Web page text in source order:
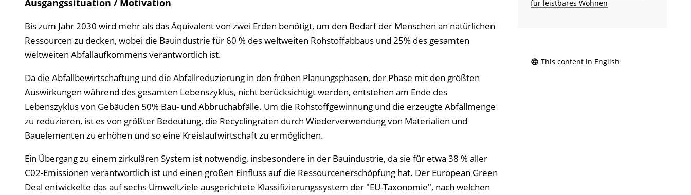
Ausgangssituation / Motivation
Bis zum Jahr 2030 wird mehr als das Äquivalent von zwei Erden benötigt, um den Bedarf der Menschen an natürlichen
Ressourcen zu decken, wobei die Bauindustrie für 60 % des weltweiten Rohstoffabbaus und 25% des gesamten
weltweiten Abfallaufkommens verantwortlich ist.
Da die Abfallbewirtschaftung und die Abfallreduzierung in den frühen Planungsphasen, der Phase mit den größten
Auswirkungen während des gesamten Lebenszyklus, nicht berücksichtigt werden, entstehen am Ende des
Lebenszyklus von Gebäuden 50% Bau- und Abbruchabfälle. Um die Rohstoffgewinnung und die erzeugte Abfallmenge
zu reduzieren, ist es von größter Bedeutung, die Recyclingraten durch Wiederverwendung von Materialien und
Bauelementen zu erhöhen und so eine Kreislaufwirtschaft zu ermöglichen.
Ein Übergang zu einem zirkulären System ist notwendig, insbesondere in der Bauindustrie, da sie für etwa 38 % aller
C02-Emissionen verantwortlich ist und einen großen Einfluss auf die Ressourcenerschöpfung hat. Der European Green
Deal entwickelte das auf sechs Umweltziele ausgerichtete Klassifizierungssystem der "EU-Taxonomie", nach welchen
für leistbares Wohnen
This content in English